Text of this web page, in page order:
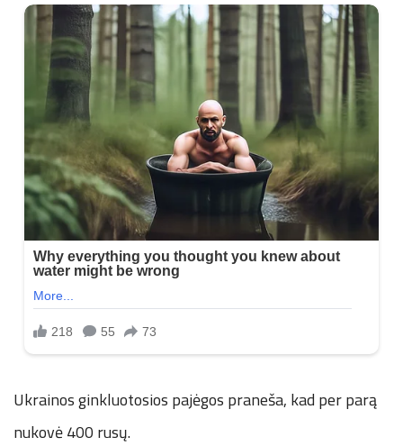
Ukrainos ginkluotosios pajėgos praneša, kad per parą
nukovė 400 rusų.